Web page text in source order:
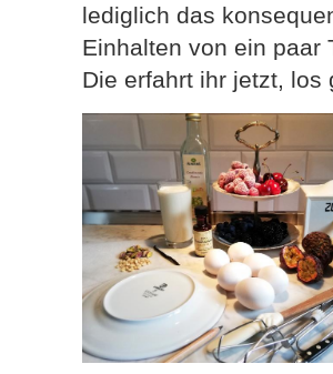
lediglich das
Einhalten von ein paar
Die erfahrt ihr jetzt, los